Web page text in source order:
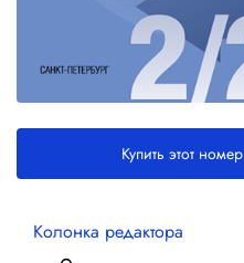
Купить этот номер
Колонка редактора